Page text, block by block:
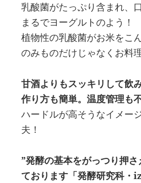
乳酸菌がたっぷり含まれ、
まるでヨーグルトのよう！
植物性の乳酸菌がお米をこ
のみものだけじゃなくお料
甘酒よりもスッキリして飲
作り方も簡単。温度管理も
ハードルが高そうなイメー
夫！
”発酵の基本をがっつり押
ております「発酵研究科・